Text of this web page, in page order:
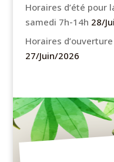
Horaires d’été pour
samedi 7h-14h 28/
Horaires
27/Juin/2026